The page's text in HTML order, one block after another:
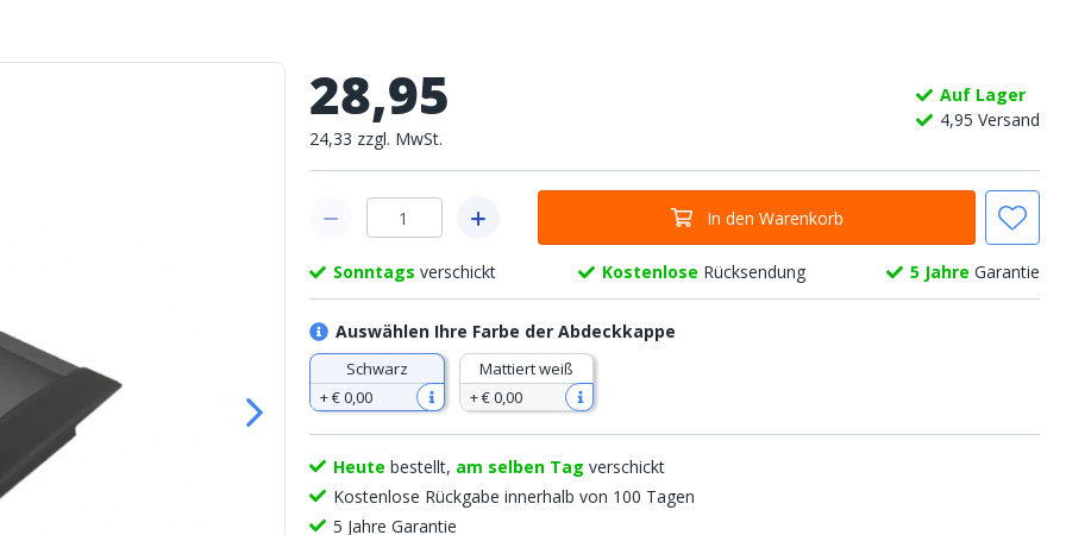
28,95
24,33 zzgl. MwSt.
Auf Lager
4,95 Versand
In den Warenkorb
Sonntags verschickt Kostenlose Rücksendung 5 Jahre Garantie
Auswählen Ihre Farbe der Abdeckkappe
Schwarz
+€ 0,00
Mattiert weiß
+€ 0,00
Heute bestellt, am selben Tagverschickt
Kostenlose Rückgabe innerhalb von 100 Tagen
5 Jahre Garantie